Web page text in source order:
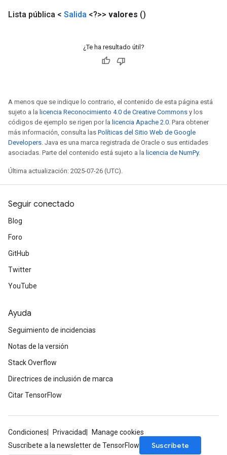
Lista pública < Salida <?>> valores ()
¿Te ha resultado útil?
A menos que se indique lo contrario, el contenido de esta página está
sujeto a la licencia Reconocimiento 4.0 de Creative Commons y los
códigos de ejemplo se rigen por la licencia Apache 2.0. Para obtener
más información, consulta las Políticas del Sitio Web de Google
Developers. Java es una marca registrada de Oracle o sus entidades
asociadas. Parte del contenido está sujeto a la licencia de NumPy.
Última actualización: 2025-07-26 (UTC).
Seguir conectado
Blog
Foro
GitHub
Twitter
YouTube
Ayuda
Seguimiento de incidencias
Notas de la versión
Stack Overflow
Directrices de inclusión de marca
Citar TensorFlow
Condiciones Privacidad
Manage cookies
Suscríbete a la newsletter de TensorFlow
Suscríbete